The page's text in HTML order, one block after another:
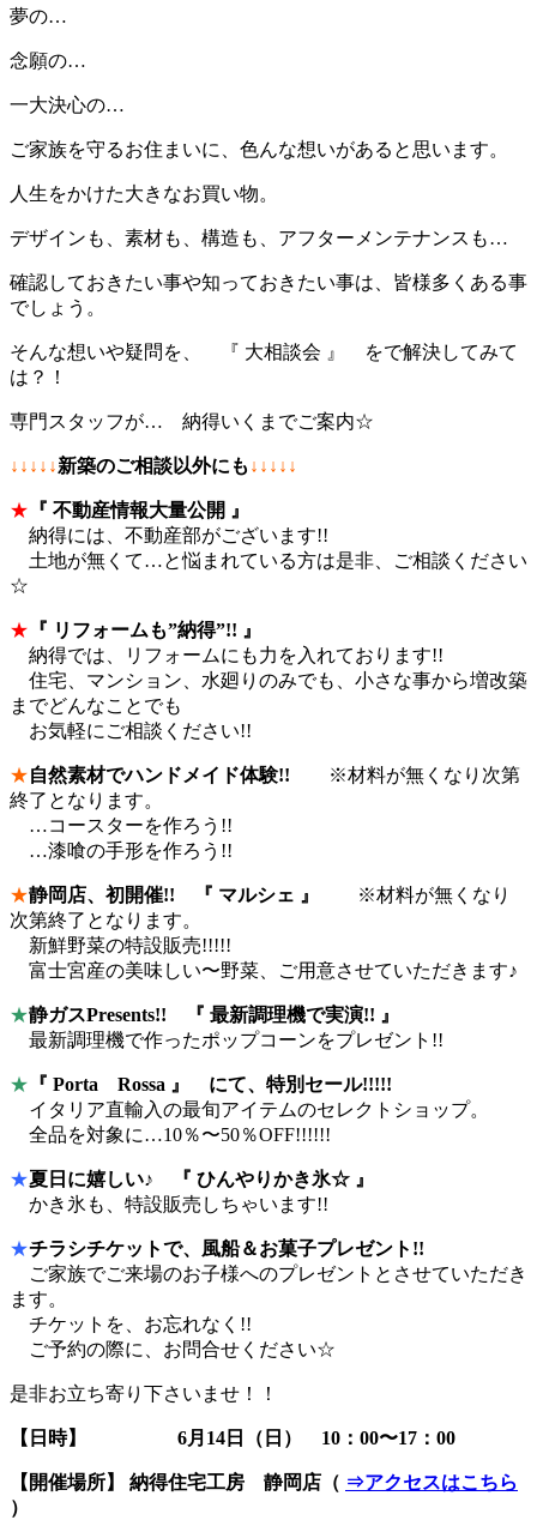
夢の…
念願の…
一大決心の…
ご家族を守るお住まいに、色んな想いがあると思います。
人生をかけた大きなお買い物。
デザインも、素材も、構造も、アフターメンテナンスも…
確認しておきたい事や知っておきたい事は、皆様多くある事
でしょう。
そんな想いや疑問を、 『 大相談会 』 をで解決してみて
は？！
専門スタッフが… 納得いくまでご案内☆
↓↓↓↓↓新築のご相談以外にも ↓↓↓↓↓
★ 『 不動産情報大量公開 』
納得には、不動産部がございます!!
土地が無くて…と悩まれている方は是非、ご相談ください
☆
★ 『 リフォームも”納得”!! 』
納得では、リフォームにも力を入れております!!
住宅、マンション、水廻りのみでも、小さな事から増改築
までどんなことでも
お気軽にご相談ください!!
★自然素材でハンドメイド体験!!
※材料が無くなり次第
終了となります。
…コースターを作ろう!!
…漆喰の手形を作ろう!!
★静岡店、初開催!! 『 マルシェ 』
※材料が無くなり
次第終了となります。
新鮮野菜の特設販売!!!!!
富士宮産の美味しい〜野菜、ご用意させていただきます♪
★静ガスPresents!! 『 最新調理機で実演!! 』
最新調理機で作ったポップコーンをプレゼント!!
★ 『 Porta Rossa 』 にて、特別セール!!!!!
イタリア直輸入の最旬アイテムのセレクトショップ。
全品を対象に…10％〜50％OFF!!!!!!
★夏日に嬉しい♪ 『 ひんやりかき氷☆ 』
かき氷も、特設販売しちゃいます!!
★チラシチケットで、風船＆お菓子プレゼント!!
ご家族でご来場のお子様へのプレゼントとさせていただき
ます。
チケットを、お忘れなく!!
ご予約の際に、お問合せください☆
是非お立ち寄り下さいませ！！
【日時】 6月 14 日 （日） 10：00〜17：00
【開催場所】 納得住宅工房 静岡店（ ⇒アクセスはこちら
）